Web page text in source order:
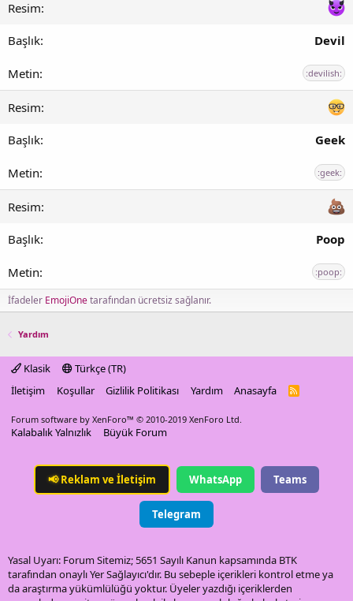
Devil
:devilish:
Geek
:geek:
Poop
:poop:
İfadeler EmojiOnetarafından ücretsiz sağlanır.
Yardım
Klasik
Türkçe (TR)
İletişim
Koşullar Gizlilik Politikası Yardım Anasayfa
R
Forum software by XenForo™ © 2010-2019 XenForo Ltd.
Kalabalık Yalnızlık Büyük Forum
📢Reklam ve İletişim WhatsApp Teams
Telegram
Yasal Uyarı: Forum Sitemiz; 5651 Sayılı Kanun kapsamında BTK
tarafından onaylı Yer Sağlayıcı'dır. Bu sebeple içerikleri kontrol etme ya
da araştırma yükümlülüğü yoktur. Üyeler yazdığı içeriklerden